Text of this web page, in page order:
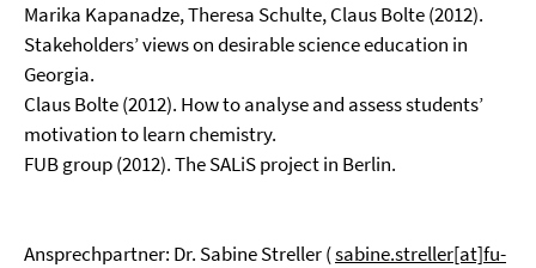
Marika Kapanadze, Theresa Schulte, Claus Bolte (2012).
Stakeholders’ views on desirable science education in
Georgia.
Claus Bolte (2012). How to analyse and assess students’
motivation to learn chemistry.
FUB group (2012). The SALiS project in Berlin.
Ansprechpartner: Dr. Sabine Streller (sabine.streller[at]fu-